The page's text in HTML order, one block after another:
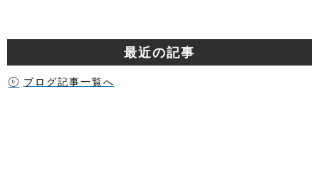
最近の記事
ブログ記事一覧へ